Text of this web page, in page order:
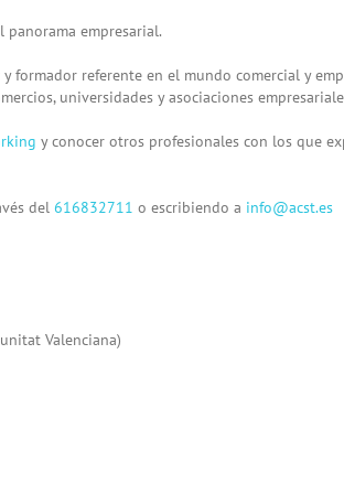
panorama empresarial.
formador referente en el mundo comercial y
universidades y asociaciones
y conocer otros profesionales con los que
del 616832711 o escribiendo a info@acst.es
Valenciana)